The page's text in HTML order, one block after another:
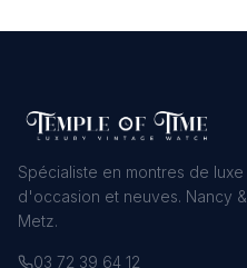
Spécialiste en montres de luxe
d'occasion et neuves. Nancy &
Metz.
03 72 39 64 12